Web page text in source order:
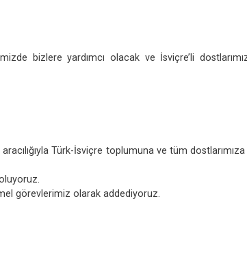
bizlere yardımcı olacak ve İsviçre’li
Türk-İsviçre toplumuna ve tüm
görevlerimiz olarak addediyoruz.